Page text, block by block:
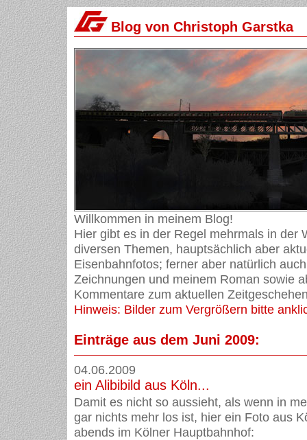
Blog von Christoph Garstka
Willkommen in meinem Blog!
Hier gibt es in der Regel mehrmals in der
diversen Themen, hauptsächlich aber
Eisenbahnfotos; ferner aber natürlich
Zeichnungen und meinem Roman sowie
Kommentare zum aktuellen
Hinweis: Bilder zum Vergrößern bitte
Einträge aus dem Juni 2009:
04.06.2009
ein Alibibild aus Köln...
Damit es nicht so aussieht, als wenn in
gar nichts mehr los ist, hier ein Foto aus
abends im Kölner Hauptbahnhof: